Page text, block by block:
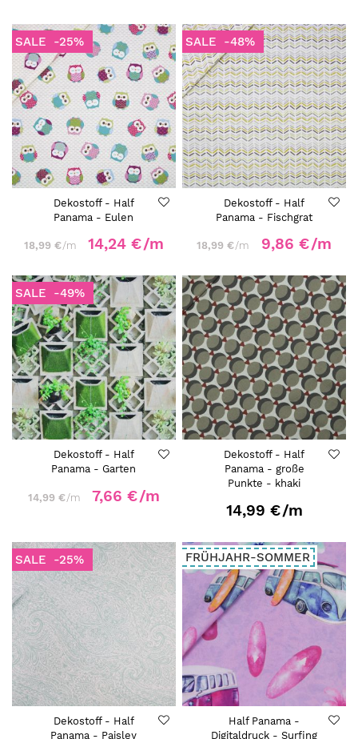
SALE -25%
Dekostoff - Half
Panama - Eulen
18,99 €/m 14,24 €/m
SALE -48%
Dekostoff - Half
Panama - Fischgrat
18,99 €/m 9,86 €/m
SALE -49%
Dekostoff - Half
Panama - Garten
14,99 €/m 7,66 €/m
Dekostoff - Half
Panama - große
Punkte - khaki
14,99 €/m
SALE -25%
Dekostoff - Half
Panama - Paisley
FRÜHJAHR-SOMMER
Half Panama -
Digitaldruck - Surfing